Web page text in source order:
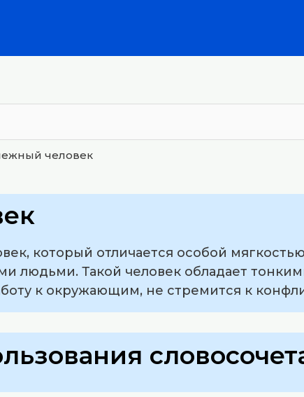
человек
который отличается особой
людьми. Такой человек обладает
к окружающим, не стремится к